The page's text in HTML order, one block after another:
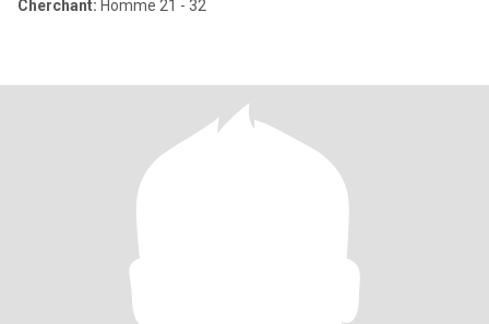
Cherchant: Homme 21 - 32